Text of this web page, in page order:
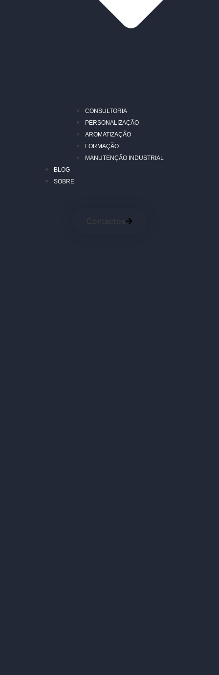
CONSULTORIA
PERSONALIZAÇÃO
AROMATIZAÇÃO
FORMAÇÃO
MANUTENÇÃO INDUSTRIAL
BLOG
SOBRE
Contactos